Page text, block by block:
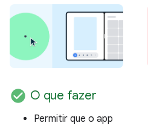
check_circle O que fazer
Permitir que o app